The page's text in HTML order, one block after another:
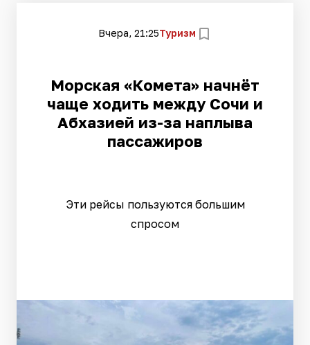
Вчера, 21:25Туризм
Морская «Комета» начнёт
чаще ходить между Сочи и
Абхазией из-за наплыва
пассажиров
Эти рейсы пользуются большим
спросом